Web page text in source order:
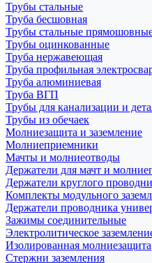
Трубы стальные
Труба бесшовная
Трубы стальные
Трубы оцинкованные
Труба нержавеющая
Труба профильная
Труба алюминиевая
Труба ВГП
Трубы для канализации и
Трубы из обечаек
Молниезащита и заземление
Молниеприемники
Мачты и молниеотводы
Держатели для мачт и
Держатели круглого
Комплекты модульного
Держатели проводника
Зажимы соединительные
Электролитическое
Изолированная молниезащита
Стержни заземления